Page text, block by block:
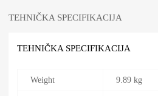
TEHNIČKA SPECIFIKACIJA
TEHNIČKA SPECIFIKACIJA
Weight 9.89 kg